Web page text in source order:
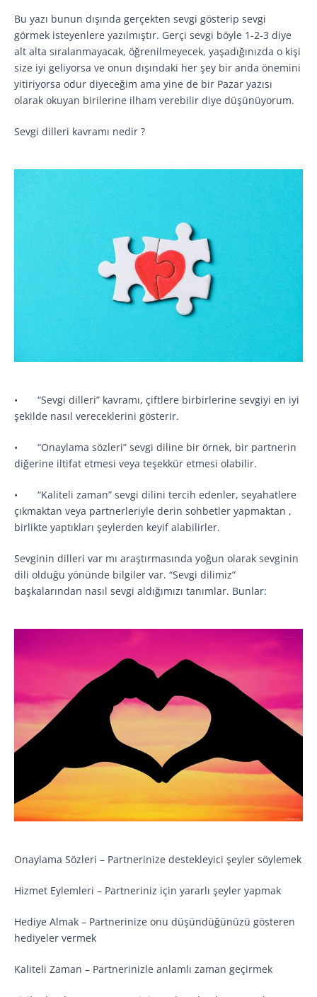
Bu yazı bunun dışında gerçekten sevgi gösterip sevgi
görmek isteyenlere yazılmıştır. Gerçi sevgi böyle 1-2-3 diye
alt alta sıralanmayacak, öğrenilmeyecek, yaşadığınızda o kişi
size iyi geliyorsa ve onun dışındaki her şey bir anda önemini
yitiriyorsa odur diyeceğim ama yine de bir Pazar yazısı
olarak okuyan birilerine ilham verebilir diye düşünüyorum.
Sevgi dilleri kavramı nedir ?
• “Sevgi dilleri” kavramı, çiftlere birbirlerine sevgiyi en iyi
şekilde nasıl vereceklerini gösterir.
• “Onaylama sözleri” sevgi diline bir örnek, bir partnerin
diğerine iltifat etmesi veya teşekkür etmesi olabilir.
• “Kaliteli zaman” sevgi dilini tercih edenler, seyahatlere
çıkmaktan veya partnerleriyle derin sohbetler yapmaktan ,
birlikte yaptıkları şeylerden keyif alabilirler.
Sevginin dilleri var mı araştırmasında yoğun olarak sevginin
dili olduğu yönünde bilgiler var. “Sevgi dilimiz”
başkalarından nasıl sevgi aldığımızı tanımlar. Bunlar:
Onaylama Sözleri – Partnerinize destekleyici şeyler söylemek
Hizmet Eylemleri – Partneriniz için yararlı şeyler yapmak
Hediye Almak – Partnerinize onu düşündüğünüzü gösteren
hediyeler vermek
Kaliteli Zaman – Partnerinizle anlamlı zaman geçirmek